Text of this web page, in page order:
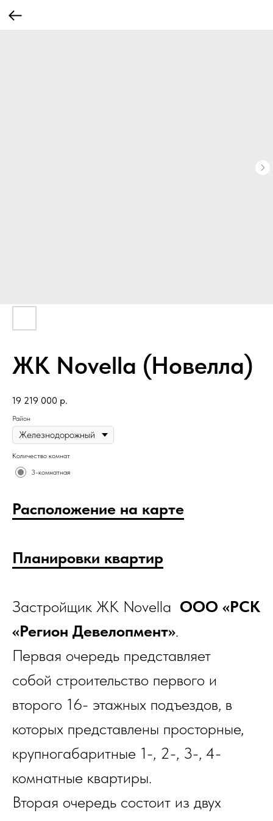
ЖК Novella (Новелла)
19 219 000 р.
Район
Количество комнат
3-комнатная
Расположение на карте
Планировки квартир
Застройщик ЖК Novella ООО «РСК
«Регион Девелопмент».
Первая очередь представляет
собой строительство первого и
второго 16- этажных подъездов, в
которых представлены просторные,
крупногабаритные 1-, 2-, 3-, 4-
комнатные квартиры.
Вторая очередь состоит из двух